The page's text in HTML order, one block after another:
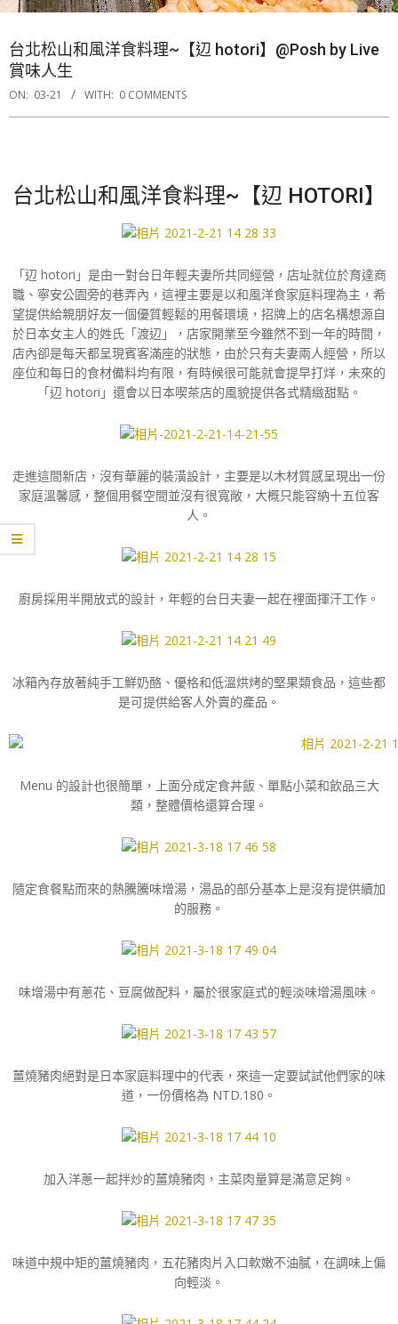
台北松山和風洋食料理~【辺 hotori】@Posh by Live
賞味人生
ON: 03-21 WITH: 0 COMMENTS
台北松山和風洋食料理~【辺 HOTORI】
「辺 hotori」是由一對台日年輕夫妻所共同經營，店址就位於育達商
職、寧安公園旁的巷弄內，這裡主要是以和風洋食家庭料理為主，希
望提供給親朋好友一個優質輕鬆的用餐環境，招牌上的店名構想源自
於日本女主人的姓氏「渡辺」，店家開業至今雖然不到一年的時間，
店內卻是每天都呈現賓客滿座的狀態，由於只有夫妻兩人經營，所以
座位和每日的食材備料均有限，有時候很可能就會提早打烊，未來的
「辺 hotori」還會以日本喫茶店的風貌提供各式精緻甜點。
走進這間新店，沒有華麗的裝潢設計，主要是以木材質感呈現出一份
家庭溫馨感，整個用餐空間並沒有很寬敞，大概只能容納十五位客
人。
廚房採用半開放式的設計，年輕的台日夫妻一起在裡面揮汗工作。
冰箱內存放著純手工鮮奶酪、優格和低溫烘烤的堅果類食品，這些都
是可提供給客人外賣的產品。
Menu 的設計也很簡單，上面分成定食丼飯、單點小菜和飲品三大
類，整體價格還算合理。
隨定食餐點而來的熱騰騰味增湯，湯品的部分基本上是沒有提供續加
的服務。
味增湯中有蔥花、豆腐做配料，屬於很家庭式的輕淡味增湯風味。
薑燒豬肉絕對是日本家庭料理中的代表，來這一定要試試他們家的味
道，一份價格為 NTD.180。
加入洋蔥一起拌炒的薑燒豬肉，主菜肉量算是滿意足夠。
味道中規中矩的薑燒豬肉，五花豬肉片入口軟嫩不油膩，在調味上偏
向輕淡。